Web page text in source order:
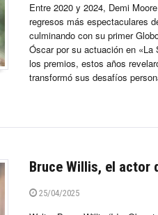
Entre 2020 y 2024, Demi
regresos más espectaculares
culminando con su primer
Óscar por su actuación en
los premios, estos años
transformó sus desafíos
Bruce Willis, el actor
25/04/2025